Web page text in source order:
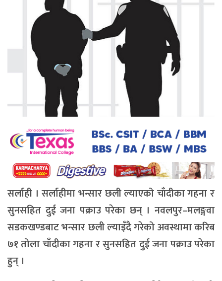
सर्लाही । सर्लाहीमा भन्सार छली ल्याएको चाँदीका गहना र
सुनसहित दुई जना पक्राउ परेका छन् । नवलपुर–मलङ्गवा
सडकखण्डबाट भन्सार छली ल्याइँदै गरेको अवस्थामा करिब
७१ तोला चाँदीका गहना र सुनसहित दुई जना पक्राउ परेका
हुन् ।